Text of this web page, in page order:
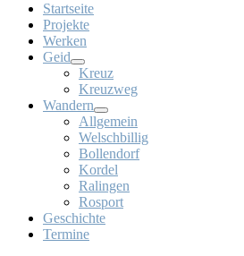
Startseite
Projekte
Werken
Geid
Kreuz
Kreuzweg
Wandern
Allgemein
Welschbillig
Bollendorf
Kordel
Ralingen
Rosport
Geschichte
Termine